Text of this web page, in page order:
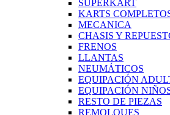
SUPERKART
KARTS
MECANICA
CHASIS Y
FRENOS
LLANTAS
NEUMÁTICOS
EQUIPACIÓN
EQUIPACIÓN
RESTO DE PIEZAS
REMOLQUES